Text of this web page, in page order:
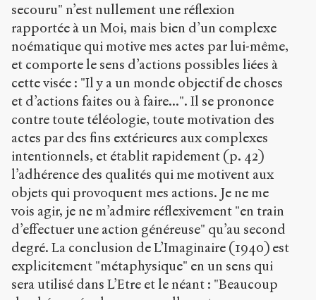
secouru" n’est nullement une réflexion
rapportée à un Moi, mais bien d’un complexe
noématique qui motive mes actes par lui-même,
et comporte le sens d’actions possibles liées à
cette visée : "Il y a un monde objectif de choses
et d’actions faites ou à faire...". Il se prononce
contre toute téléologie, toute motivation des
actes par des fins extérieures aux complexes
intentionnels, et établit rapidement (p. 42)
l’adhérence des qualités qui me motivent aux
objets qui provoquent mes actions. Je ne me
vois agir, je ne m’admire réflexivement "en train
d’effectuer une action généreuse" qu’au second
degré. La conclusion de L’Imaginaire (1940) est
explicitement "métaphysique" en un sens qui
sera utilisé dans L’Etre et le néant : "Beaucoup